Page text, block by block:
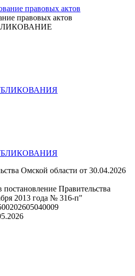
правовых актов
Омской области от 30.04.2026
Правительства
2013 года № 316-п"